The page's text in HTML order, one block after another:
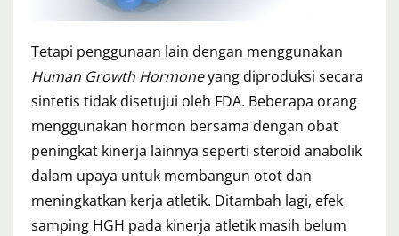
Tetapi penggunaan lain dengan menggunakan
Human Growth Hormoneyang diproduksi secara
sintetis tidak disetujui oleh FDA. Beberapa orang
menggunakan hormon bersama dengan obat
peningkat kinerja lainnya seperti steroid anabolik
dalam upaya untuk membangun otot dan
meningkatkan kerja atletik. Ditambah lagi, efek
samping HGH pada kinerja atletik masih belum